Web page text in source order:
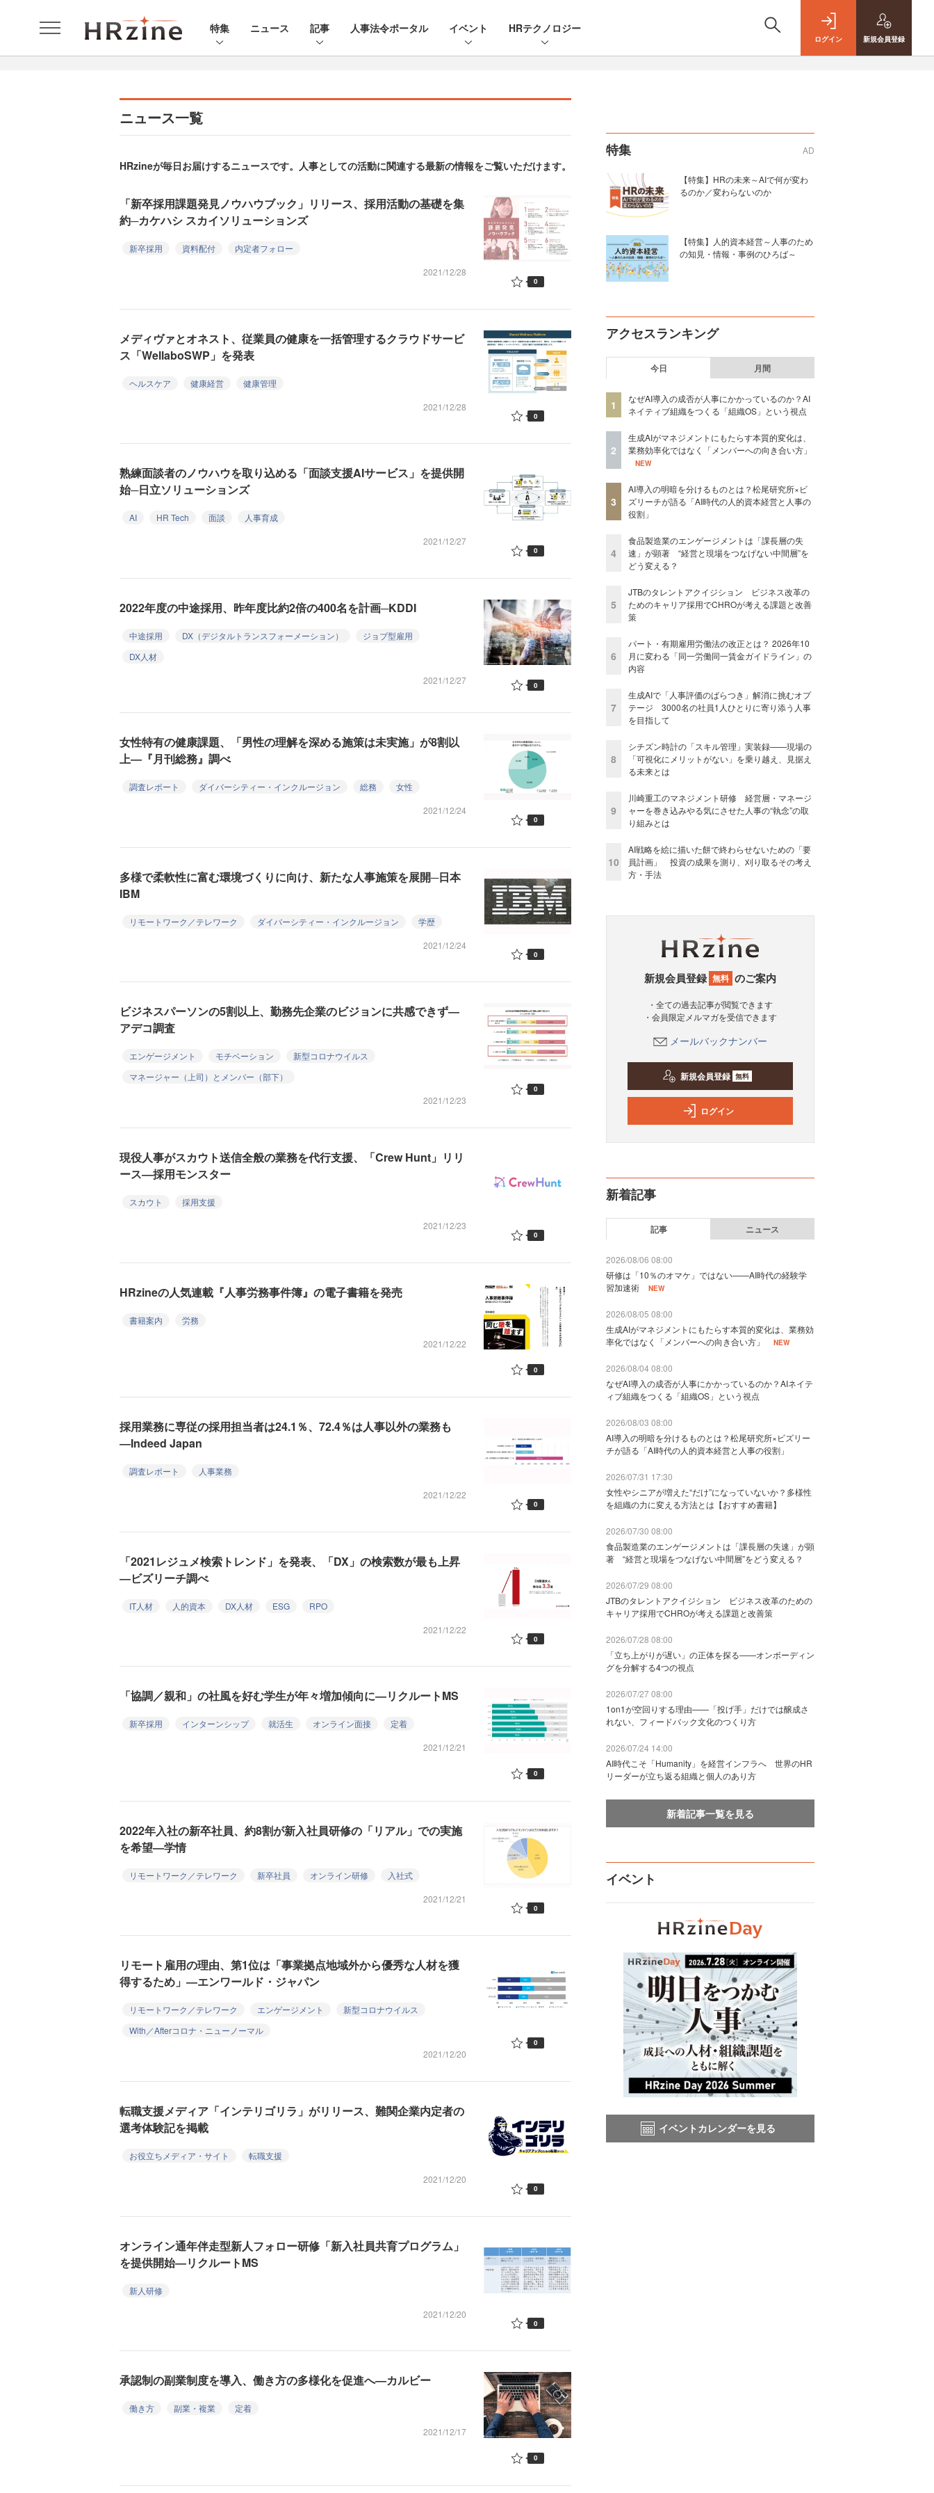
特集 ニュース 記事 人事法令ポータル イベント HRテクノロジー
ログイン 新規会員登録
ニュース一覧
HRzineが毎日お届けするニュースです。人事としての活動に関連する最新の情報をご覧いただけます。
「新卒採用課題発見ノウハウブック」リリース、採用活動の基礎を集
約─カケハシ スカイソリューションズ
新卒採用 資料配付
内定者フォロー
2021/12/28
0
メディヴァとオネスト、従業員の健康を一括管理するクラウドサービ
ス「WellaboSWP」を発表
ヘルスケア 健康経営
健康管理
2021/12/28
0
熟練面談者のノウハウを取り込める「面談支援AIサービス」を提供開
始─日立ソリューションズ
AI HR Tech 面談
人事育成
2021/12/27
0
2022年度の中途採用、昨年度比約2倍の400名を計画─KDDI
中途採用 DX（デジタルトランスフォーメーション）
ジョブ型雇用
DX人材
2021/12/27
0
女性特有の健康課題、「男性の理解を深める施策は未実施」が8割以
上―『月刊総務』調べ
調査レポート ダイバーシティー・インクルージョン 総務
女性
2021/12/24
0
多様で柔軟性に富む環境づくりに向け、新たな人事施策を展開─日本
IBM
リモートワーク／テレワーク ダイバーシティー・インクルージョン
学歴
2021/12/24
0
ビジネスパーソンの5割以上、勤務先企業のビジョンに共感できず―
アデコ調査
エンゲージメント モチベーション
新型コロナウイルス
マネージャー（上司）とメンバー（部下）
2021/12/23
0
現役人事がスカウト送信全般の業務を代行支援、「Crew Hunt」リリ
ース―採用モンスター
スカウト
採用支援
2021/12/23
0
HRzineの人気連載『人事労務事件簿』の電子書籍を発売
書籍案内
労務
2021/12/22
0
採用業務に専従の採用担当者は24.1％、72.4％は人事以外の業務も
―Indeed Japan
調査レポート
人事業務
2021/12/22
0
「2021レジュメ検索トレンド」を発表、「DX」の検索数が最も上昇
―ビズリーチ調べ
IT人材 人的資本 DX人材 ESG
RPO
2021/12/22
0
「協調／親和」の社風を好む学生が年々増加傾向に―リクルートMS
新卒採用 インターンシップ 就活生 オンライン面接
定着
2021/12/21
0
2022年入社の新卒社員、約8割が新入社員研修の「リアル」での実施
を希望―学情
リモートワーク／テレワーク 新卒社員 オンライン研修
入社式
2021/12/21
0
リモート雇用の理由、第1位は「事業拠点地域外から優秀な人材を獲
得するため」―エンワールド・ジャパン
リモートワーク／テレワーク エンゲージメント
新型コロナウイルス
With／Afterコロナ・ニューノーマル
2021/12/20
0
転職支援メディア「インテリゴリラ」がリリース、難関企業内定者の
選考体験記を掲載
お役立ちメディア・サイト
転職支援
2021/12/20
0
オンライン通年伴走型新人フォロー研修「新入社員共育プログラム」
を提供開始―リクルートMS
新人研修
2021/12/20
0
承認制の副業制度を導入、働き方の多様化を促進へ―カルビー
働き方 副業・複業
定着
2021/12/17
0
特集 AD
【特集】HRの未来～AIで何が変わ
るのか／変わらないのか
【特集】人的資本経営～人事のため
の知見・情報・事例のひろば～
アクセスランキング
今日 月間
1
なぜAI導入の成否が人事にかかっているのか？AI
ネイティブ組織をつくる「組織OS」という視点
2
生成AIがマネジメントにもたらす本質的変化は、
業務効率化ではなく「メンバーへの向き合い方」
NEW
3
AI導入の明暗を分けるものとは？松尾研究所×ビ
ズリーチが語る「AI時代の人的資本経営と人事の
役割」
4
食品製造業のエンゲージメントは「課長層の失
速」が顕著 “経営と現場をつなげない中間層”を
どう変える？
5
JTBのタレントアクイジション ビジネス改革の
ためのキャリア採用でCHROが考える課題と改善
策
6
パート・有期雇用労働法の改正とは？ 2026年10
月に変わる「同一労働同一賃金ガイドライン」の
内容
7
生成AIで「人事評価のばらつき」解消に挑むオプ
テージ 3000名の社員1人ひとりに寄り添う人事
を目指して
8
シチズン時計の「スキル管理」実装録——現場の
「可視化にメリットがない」を乗り越え、見据え
る未来とは
9
川崎重工のマネジメント研修 経営層・マネージ
ャーを巻き込みやる気にさせた人事の“執念”の取
り組みとは
10
AI戦略を絵に描いた餅で終わらせないための「要
員計画」 投資の成果を測り、刈り取るその考え
方・手法
新規会員登録 無料 のご案内
・全ての過去記事が閲覧できます
・会員限定メルマガを受信できます
メールバックナンバー
新規会員登録 無料
ログイン
新着記事
記事 ニュース
2026/08/06 08:00
研修は「10％のオマケ」ではない——AI時代の経験学
習加速術
NEW
2026/08/05 08:00
生成AIがマネジメントにもたらす本質的変化は、業務効
率化ではなく「メンバーへの向き合い方」
NEW
2026/08/04 08:00
なぜAI導入の成否が人事にかかっているのか？AIネイテ
ィブ組織をつくる「組織OS」という視点
2026/08/03 08:00
AI導入の明暗を分けるものとは？松尾研究所×ビズリー
チが語る「AI時代の人的資本経営と人事の役割」
2026/07/31 17:30
女性やシニアが増えた“だけ”になっていないか？多様性
を組織の力に変える方法とは【おすすめ書籍】
2026/07/30 08:00
食品製造業のエンゲージメントは「課長層の失速」が顕
著 “経営と現場をつなげない中間層”をどう変える？
2026/07/29 08:00
JTBのタレントアクイジション ビジネス改革のための
キャリア採用でCHROが考える課題と改善策
2026/07/28 08:00
「立ち上がりが遅い」の正体を探る——オンボーディン
グを分解する4つの視点
2026/07/27 08:00
1on1が空回りする理由——「投げ手」だけでは醸成さ
れない、フィードバック文化のつくり方
2026/07/24 14:00
AI時代こそ「Humanity」を経営インフラへ 世界のHR
リーダーが立ち返る組織と個人のあり方
新着記事一覧を見る
イベント
イベントカレンダーを見る